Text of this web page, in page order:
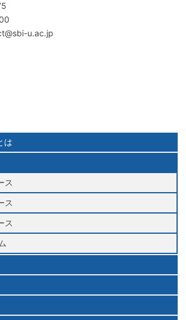
u.ac.jp
は
ス
ス
ス